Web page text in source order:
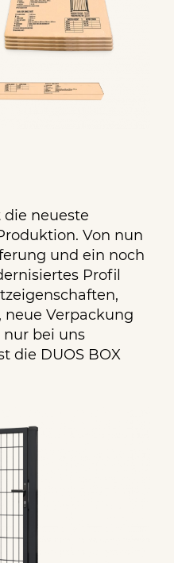
die neueste
Von nun
und ein noch
Profil
neue Verpackung
nur bei uns
die DUOS BOX